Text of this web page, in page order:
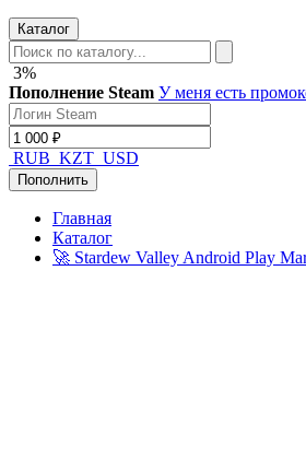
Каталог
3%
Пополнение Steam У меня есть
RUB KZT USD
Пополнить
Главная
Каталог
🚀 Stardew Valley Android Play